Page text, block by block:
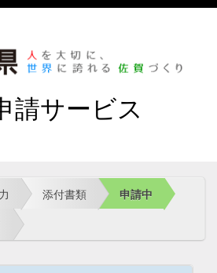
請サービス
添付書類
申請中